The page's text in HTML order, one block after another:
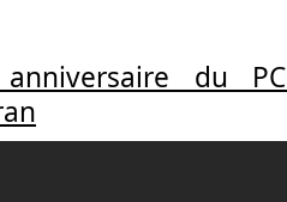
anniversaire du